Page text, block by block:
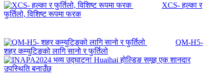
XCS- हल्का र
फुर्तिलो, विशिष्ट रूपमा फरक
QM-H5-
शहर कम्युटिङको लागि सानो र फुर्तिलो